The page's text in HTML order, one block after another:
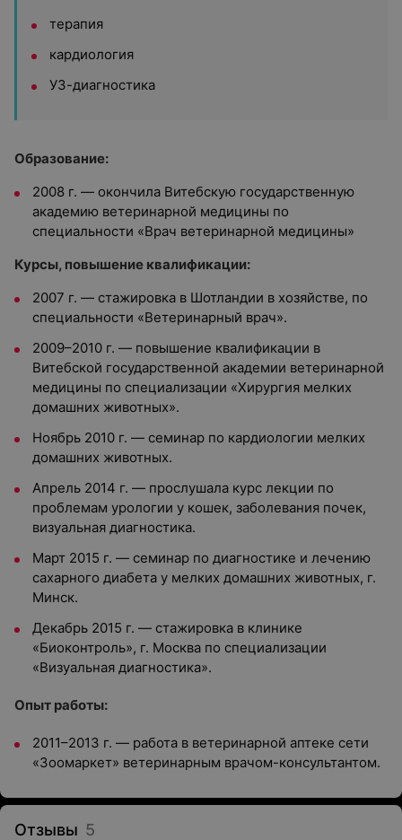
терапия
кардиология
УЗ-диагностика
Образование:
2008 г. — окончила Витебскую государственную
академию ветеринарной медицины по
специальности «Врач ветеринарной медицины»
Курсы, повышение квалификации:
2007 г. — стажировка в Шотландии в хозяйстве, по
специальности «Ветеринарный врач».
2009–2010 г. — повышение квалификации в
Витебской государственной академии ветеринарной
медицины по специализации «Хирургия мелких
домашних животных».
Ноябрь 2010 г. — семинар по кардиологии мелких
домашних животных.
Апрель 2014 г. — прослушала курс лекции по
проблемам урологии у кошек, заболевания почек,
визуальная диагностика.
Март 2015 г. — семинар по диагностике и лечению
сахарного диабета у мелких домашних животных, г.
Минск.
Декабрь 2015 г. — стажировка в клинике
«Биоконтроль», г. Москва по специализации
«Визуальная диагностика».
Опыт работы:
2011–2013 г. — работа в ветеринарной аптеке сети
«Зоомаркет» ветеринарным врачом-консультантом.
Отзывы 5